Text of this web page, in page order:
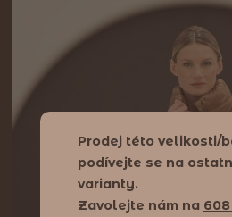
Prodej této velikosti/
podívejte se na
varianty.
Zavolejte nám na